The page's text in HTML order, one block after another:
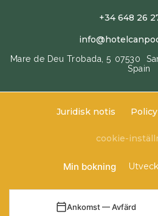
Ankomst — Avfärd
+34 648 26
Mare de Deu Trobada, 5 07530
Spain
Juridisk notis
cookie-
Min bokning